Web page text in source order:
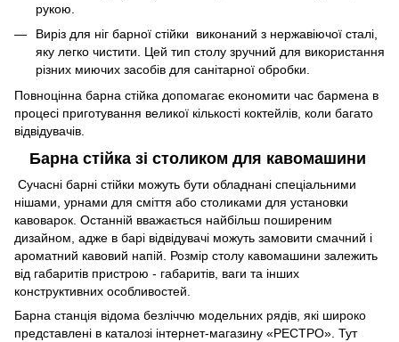
рукою.
Виріз для ніг барної стійки виконаний з нержавіючої сталі,
яку легко чистити. Цей тип столу зручний для використання
різних миючих засобів для санітарної обробки.
Повноцінна барна стійка допомагає економити час бармена в
процесі приготування великої кількості коктейлів, коли багато
відвідувачів.
Барна стійка зі столиком для кавомашини
Сучасні барні стійки можуть бути обладнані спеціальними
нішами, урнами для сміття або столиками для установки
кавоварок. Останній вважається найбільш поширеним
дизайном, адже в барі відвідувачі можуть замовити смачний і
ароматний кавовий напій. Розмір столу кавомашини залежить
від габаритів пристрою - габаритів, ваги та інших
конструктивних особливостей.
Барна станція відома безліччю модельних рядів, які широко
представлені в каталозі інтернет-магазину «РЕСТРО». Тут